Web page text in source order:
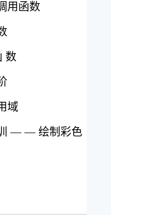
用函数
数
域
— — 绘制彩色